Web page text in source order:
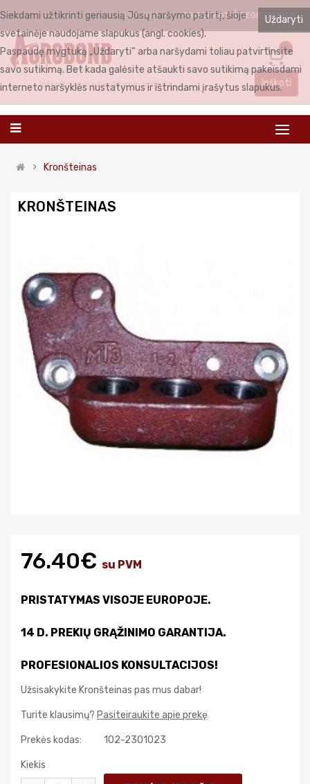
LIETUVIŲ PRISIJUNGTI REGISTRUOTIS
0
Ieškoti
Kronšteinas
KRONŠTEINAS
76.40€ su PVM
PRISTATYMAS VISOJE EUROPOJE.
14 D. PREKIŲ GRĄŽINIMO GARANTIJA.
PROFESIONALIOS KONSULTACIJOS!
Užsisakykite Kronšteinas pas mus dabar!
Turite klausimų? Pasiteiraukite apie prekę
Prekės kodas: 102-2301023
Kiekis
Uždaryti
Siekdami užtikrinti geriausią Jūsų naršymo patirtį, šioje
svetainėje naudojame slapukus (angl. cookies).
Paspaudę mygtuką „Uždaryti“ arba naršydami toliau patvirtinsite
savo sutikimą. Bet kada galėsite atšaukti savo sutikimą pakeisdami
interneto naršyklės nustatymus ir ištrindami įrašytus slapukus.